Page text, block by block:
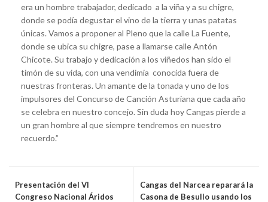
era un hombre trabajador, dedicado a la viña y a su chigre,
donde se podía degustar el vino de la tierra y unas patatas
únicas. Vamos a proponer al Pleno que la calle La Fuente,
donde se ubica su chigre, pase a llamarse calle Antón
Chicote. Su trabajo y dedicación a los viñedos han sido el
timón de su vida, con una vendimia conocida fuera de
nuestras fronteras. Un amante de la tonada y uno de los
impulsores del Concurso de Canción Asturiana que cada año
se celebra en nuestro concejo. Sin duda hoy Cangas pierde a
un gran hombre al que siempre tendremos en nuestro
recuerdo.”
Presentación del VI
Congreso Nacional Áridos
Cangas del Narcea reparará la
Casona de Besullo usando los